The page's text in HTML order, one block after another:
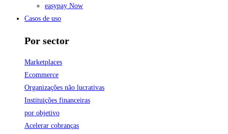
easypay Now
Casos de uso
Por sector
Marketplaces
Ecommerce
Organizações não lucrativas
Instituições financeiras
por objetivo
Acelerar cobranças